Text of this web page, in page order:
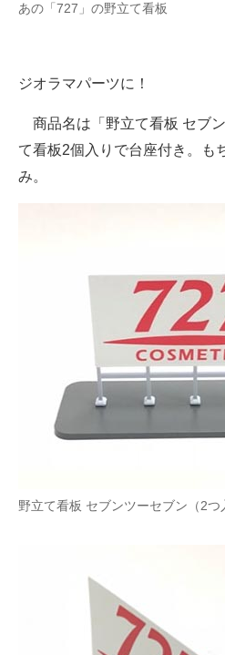
ITエンジニア向け専門サイト
IT製品の技術・比較・事例
製造業のIT導入・活用を支援
エネルギーの専門メディア
建設×テクノロジーの最前線
ちょっと気になるネットの話題
あの「727」の野立て看板
ジオラマパーツに！
商品名は「野立て看板 セブ
て看板2個入りで台座付き。も
み。
野立て看板 セブンツーセブン（2つ